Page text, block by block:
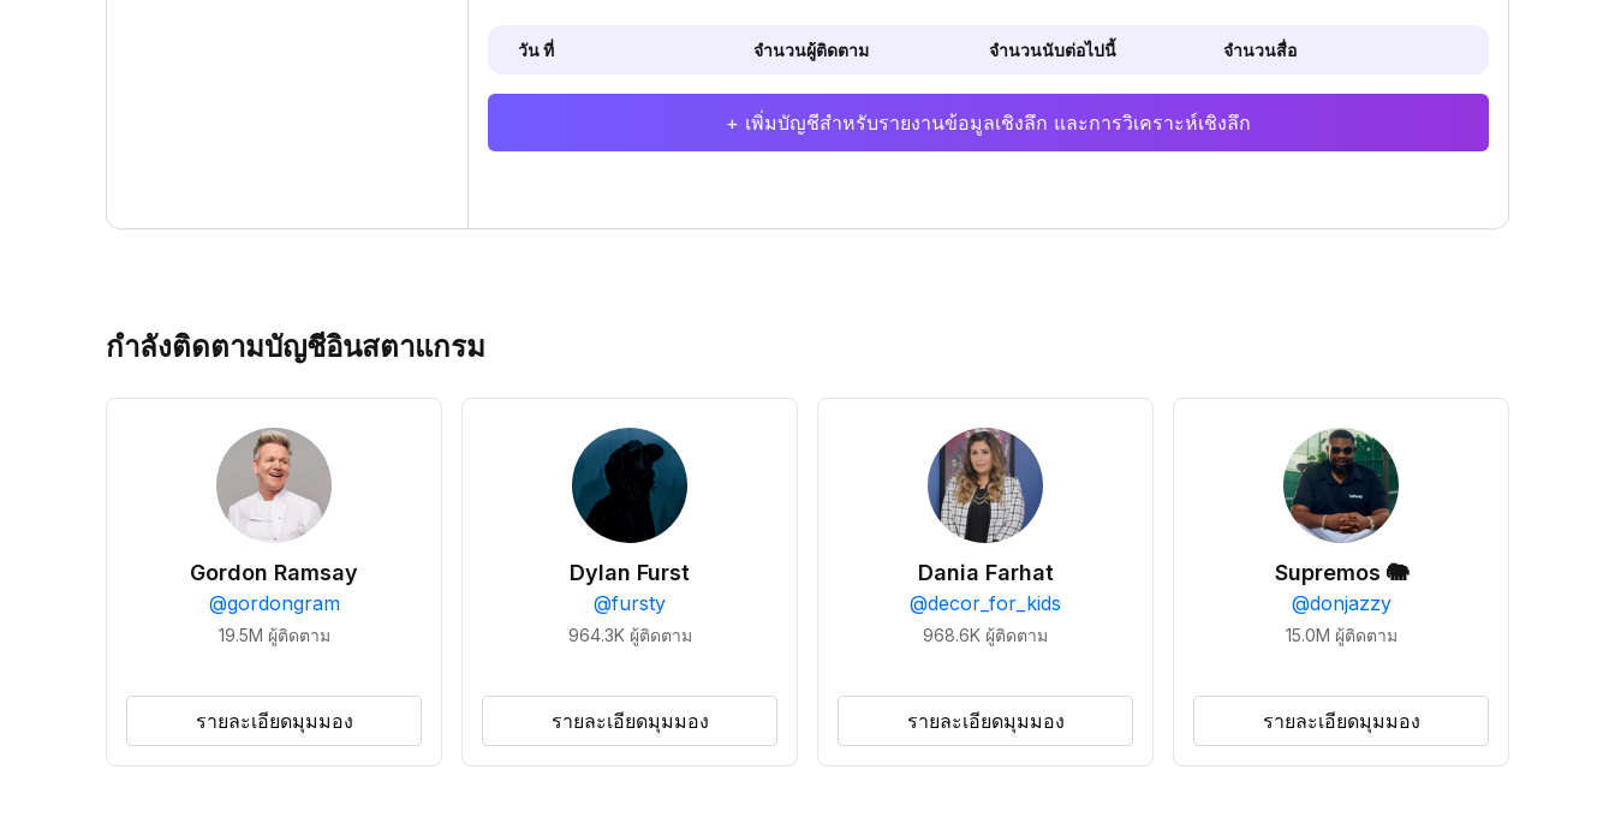
วัน ที่ จำนวนผู้ติดตาม จำนวนนับต่อไปนี้ จำนวนสื่อ
+ เพิ่มบัญชีสำหรับรายงานข้อมูลเชิงลึก และการวิเคราะห์เชิงลึก
กำลังติดตามบัญชีอินสตาแกรม
Gordon Ramsay
@gordongram
19.5M ผู้ติดตาม
รายละเอียดมุมมอง
Dylan Furst
@fursty
964.3K ผู้ติดตาม
รายละเอียดมุมมอง
Dania Farhat
@decor_for_kids
968.6K ผู้ติดตาม
รายละเอียดมุมมอง
Supremos 🐘
@donjazzy
15.0M ผู้ติดตาม
รายละเอียดมุมมอง